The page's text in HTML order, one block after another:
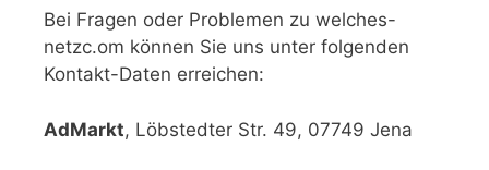
Bei Fragen oder Problemen zu welches-
netzc.om können Sie uns unter folgenden
Kontakt-Daten erreichen:
AdMarkt, Löbstedter Str. 49, 07749 Jena